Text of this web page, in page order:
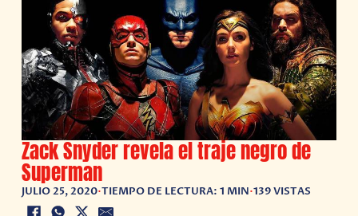
Zack Snyder revela el traje negro de
Superman
JULIO 25, 2020•TIEMPO DE LECTURA: 1 MIN•139 VISTAS